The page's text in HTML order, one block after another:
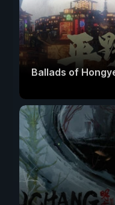
Ballads of